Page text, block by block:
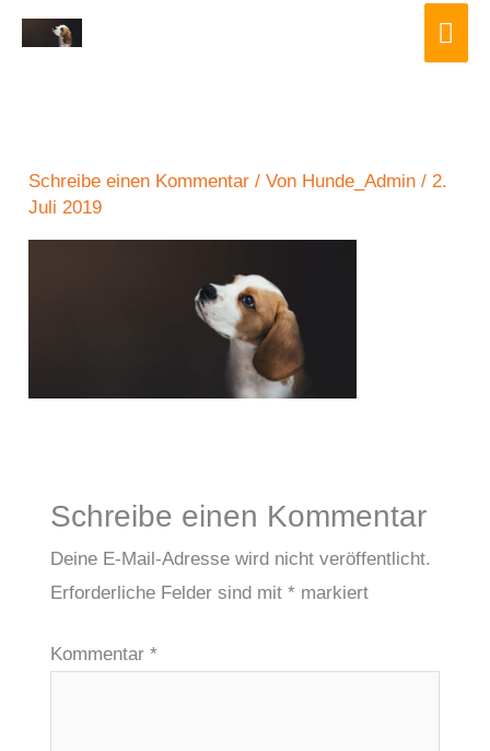
Zum
Inhalt
Schreibe einen Kommentar / Von Hunde_Admin/2.
Juli 2019
Schreibe einen Kommentar
Deine E-Mail-Adresse wird nicht veröffentlicht.
Erforderliche Felder sind mit * markiert
Kommentar *